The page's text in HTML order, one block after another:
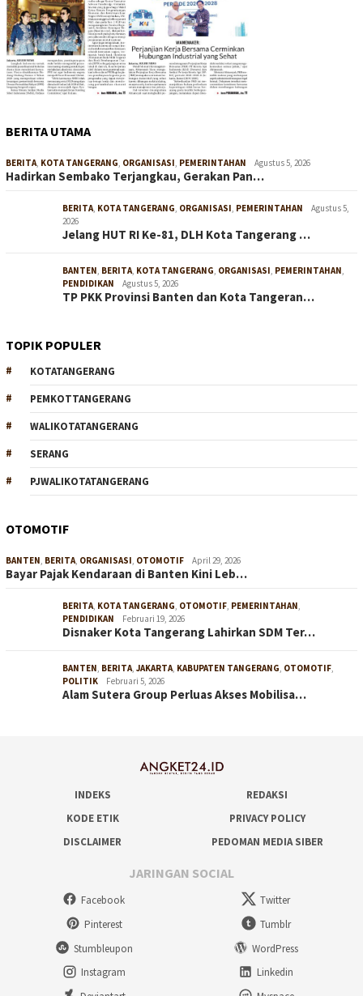
BERITA UTAMA
BERITA, KOTA TANGERANG, ORGANISASI, PEMERINTAHAN Agustus 5, 2026
Hadirkan Sembako Terjangkau, Gerakan Pan…
BERITA, KOTA TANGERANG, ORGANISASI, PEMERINTAHAN
Agustus 5,
2026
Jelang HUT RI Ke-81, DLH Kota Tangerang …
BANTEN, BERITA, KOTA TANGERANG, ORGANISASI, PEMERINTAHAN,
PENDIDIKAN
Agustus 5, 2026
TP PKK Provinsi Banten dan Kota Tangeran…
TOPIK POPULER
KOTATANGERANG
PEMKOTTANGERANG
WALIKOTATANGERANG
SERANG
PJWALIKOTATANGERANG
OTOMOTIF
BANTEN, BERITA, ORGANISASI, OTOMOTIF April 29, 2026
Bayar Pajak Kendaraan di Banten Kini Leb…
BERITA, KOTA TANGERANG, OTOMOTIF, PEMERINTAHAN,
PENDIDIKAN
Februari 19, 2026
Disnaker Kota Tangerang Lahirkan SDM Ter…
BANTEN, BERITA, JAKARTA, KABUPATEN TANGERANG, OTOMOTIF,
POLITIK
Februari 5, 2026
Alam Sutera Group Perluas Akses Mobilisa…
INDEKS
REDAKSI
KODE ETIK
PRIVACY POLICY
DISCLAIMER
PEDOMAN MEDIA SIBER
JARINGAN SOCIAL
Facebook
Twitter
Pinterest
Tumblr
Stumbleupon
WordPress
Instagram
Linkedin